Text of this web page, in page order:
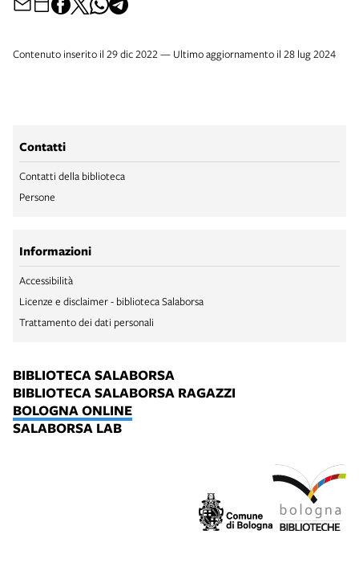
Contenuto inserito il 29 dic 2022 — Ultimo aggiornamento il 28 lug 2024
Contatti
Contatti della biblioteca
Persone
Informazioni
Accessibilità
Licenze e disclaimer - biblioteca Salaborsa
Trattamento dei dati personali
BIBLIOTECA SALABORSA
BIBLIOTECA SALABORSA RAGAZZI
BOLOGNA ONLINE
SALABORSA LAB